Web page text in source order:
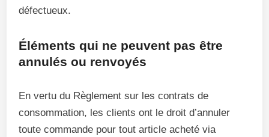
défectueux.
Éléments qui ne peuvent pas être
annulés ou renvoyés
En vertu du Règlement sur les contrats de
consommation, les clients ont le droit d’annuler
toute commande pour tout article acheté via